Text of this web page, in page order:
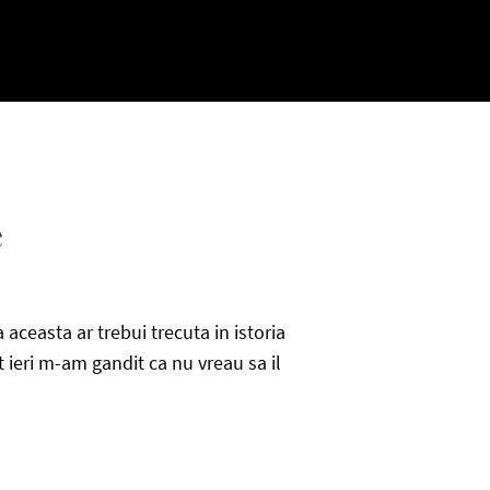
ar trebui trecuta in istoria
m-am gandit ca nu vreau sa il